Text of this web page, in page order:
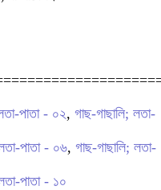
পাতা - ০২, গাছ-গাছালি; লতা-
পাতা - ০৬, গাছ-গাছালি; লতা-
পাতা - ১০